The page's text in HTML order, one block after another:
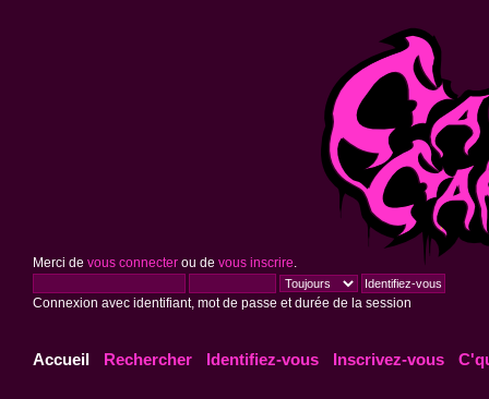
Merci de vous connecterou de vous inscrire
Connexion avec identifiant, mot de passe et durée de la session
Accueil Rechercher Identifiez-vous Inscrivez-vous